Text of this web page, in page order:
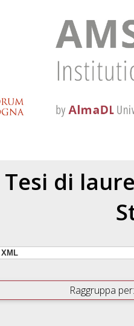
Tesi di
Raggruppa per: